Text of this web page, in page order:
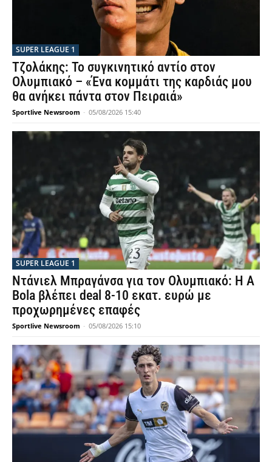
SUPER LEAGUE 1
Τζολάκης: Το συγκινητικό αντίο στον
Ολυμπιακό – «Ένα κομμάτι της καρδιάς μου
θα ανήκει πάντα στον Πειραιά»
Sportlive Newsroom - 05/08/2026 15:40
SUPER LEAGUE 1
Ντάνιελ Μπραγάνσα για τον Ολυμπιακό: Η A
Bola βλέπει deal 8-10 εκατ. ευρώ με
προχωρημένες επαφές
Sportlive Newsroom - 05/08/2026 15:10